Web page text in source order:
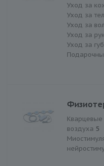
Уход за
Уход за
Уход за
Уход за
Уход за
Кварцевые
воздуха 5